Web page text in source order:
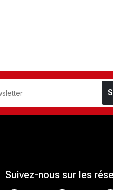
Suivez-nous sur les